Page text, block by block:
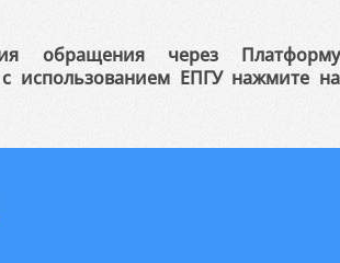
обращения через Платформу
использованием ЕПГУ нажмите на